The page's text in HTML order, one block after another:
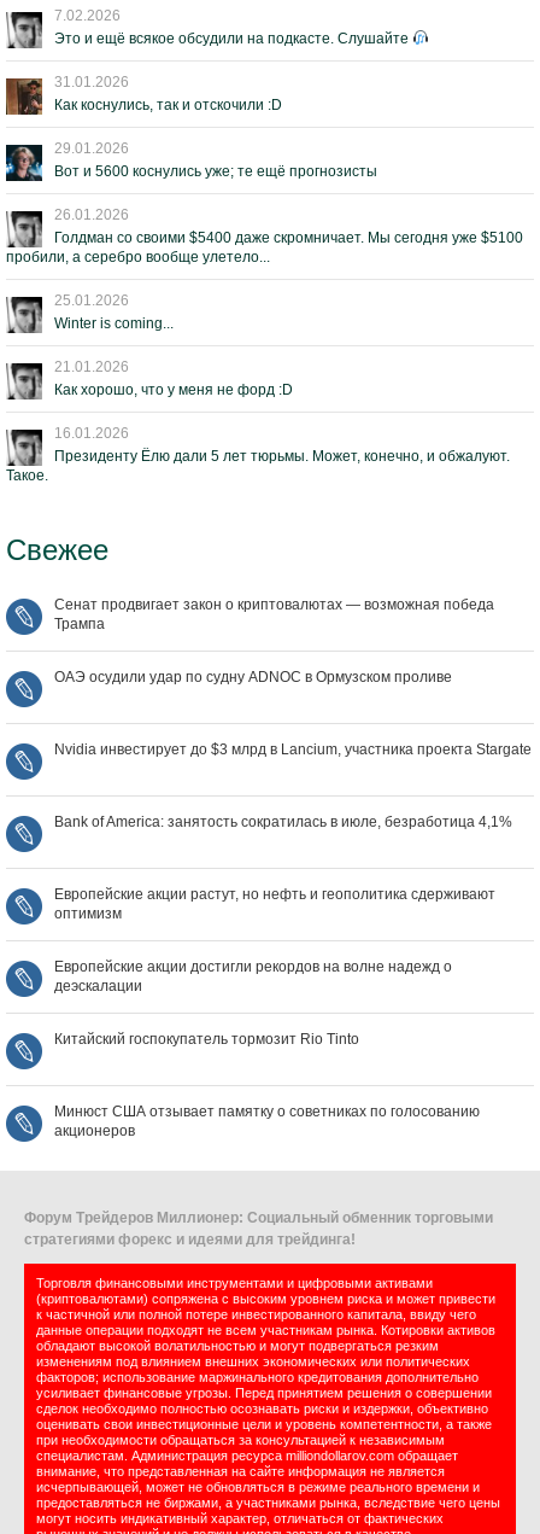
7.02.2026
Это и ещё всякое обсудили на подкасте. Слушайте
31.01.2026
Как коснулись, так и отскочили :D
29.01.2026
Вот и 5600 коснулись уже; те ещё прогнозисты
26.01.2026
Голдман со своими $5400 даже скромничает. Мы сегодня уже $5100
пробили, а серебро вообще улетело...
25.01.2026
Winter is coming...
21.01.2026
Как хорошо, что у меня не форд :D
16.01.2026
Президенту Ёлю дали 5 лет тюрьмы. Может, конечно, и обжалуют.
Такое.
Свежее
Сенат продвигает закон о криптовалютах — возможная победа
Трампа
ОАЭ осудили удар по судну ADNOC в Ормузском проливе
Nvidia инвестирует до $3 млрд в Lancium, участника проекта Stargate
Bank of America: занятость сократилась в июле, безработица 4,1%
Европейские акции растут, но нефть и геополитика сдерживают
оптимизм
Европейские акции достигли рекордов на волне надежд о
деэскалации
Китайский госпокупатель тормозит Rio Tinto
Минюст США отзывает памятку о советниках по голосованию
акционеров
Форум Трейдеров Миллионер: Социальный обменник торговыми
стратегиями форекс и идеями для трейдинга!
Торговля финансовыми инструментами и цифровыми активами
(криптовалютами) сопряжена с высоким уровнем риска и может привести
к частичной или полной потере инвестированного капитала, ввиду чего
данные операции подходят не всем участникам рынка. Котировки активов
обладают высокой волатильностью и могут подвергаться резким
изменениям под влиянием внешних экономических или политических
факторов; использование маржинального кредитования дополнительно
усиливает финансовые угрозы. Перед принятием решения о совершении
сделок необходимо полностью осознавать риски и издержки, объективно
оценивать свои инвестиционные цели и уровень компетентности, а также
при необходимости обращаться за консультацией к независимым
специалистам. Администрация ресурса milliondollarov.com обращает
внимание, что представленная на сайте информация не является
исчерпывающей, может не обновляться в режиме реального времени и
предоставляться не биржами, а участниками рынка, вследствие чего цены
могут носить индикативный характер, отличаться от фактических